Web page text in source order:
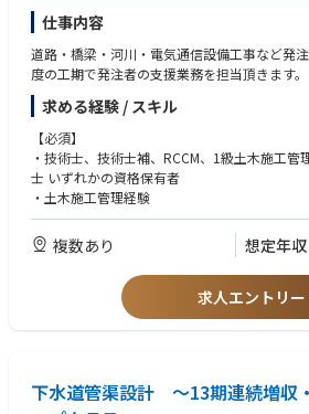
＜PR＞
トヨタ初となる航空機部品のモノづくりから、
Joby社との協業を通じて、空の安全・安心を
準、厳格なマネジメントシステムの実現に挑戦
参考：Joby Aviationとトヨタ、空のモビリテ
参考：空飛ぶクルマ、協業深化にトップの絆
仕事内容
道路・橋梁・河川・電気通信設備工事など発
度の工期で発注者の支援業務を担当頂きます。
求める経験 / スキル
【必須】
・技術士、技術士補、RCCM、1級土木施工
士 いずれかの資格保有者
・土木施工管理経験
複数あり 想定年収
求人エントリー
下水道管渠設計 ～13期連続増収